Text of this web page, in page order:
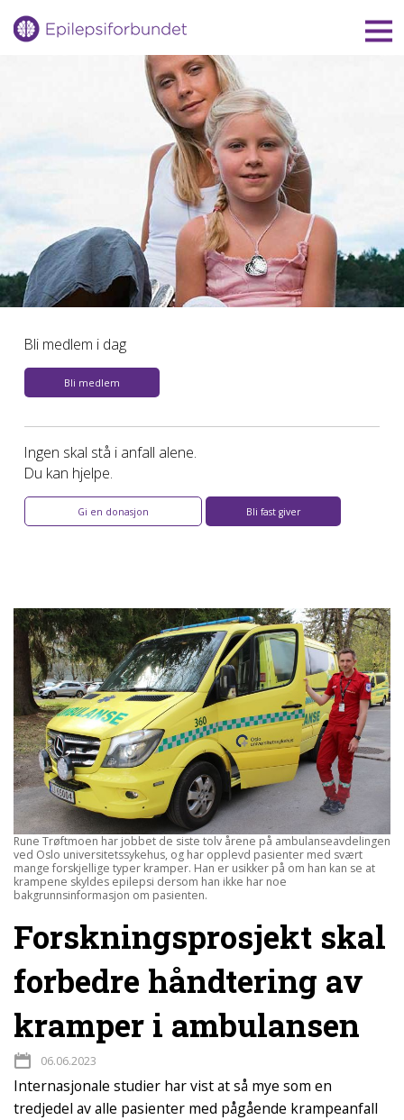
Bli medlem i dag
Bli medlem
Ingen skal stå i anfall alene.
Du kan hjelpe.
Gi en donasjon Bli fast giver
Rune Trøftmoen har jobbet de siste tolv årene på ambulanseavdelingen
ved Oslo universitetssykehus, og har opplevd pasienter med svært
mange forskjellige typer kramper. Han er usikker på om han kan se at
krampene skyldes epilepsi dersom han ikke har noe
bakgrunnsinformasjon om pasienten.
Forskningsprosjekt skal
forbedre håndtering av
kramper i ambulansen
06.06.2023
Internasjonale studier har vist at så mye som en
tredjedel av alle pasienter med pågående krampeanfall